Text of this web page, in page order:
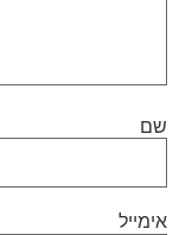
שם
אימייל